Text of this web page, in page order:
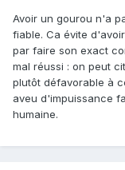
Avoir un gourou n'a
fiable. Ca évite
par faire son exact
mal réussi : on peut
plutôt défavorable à
aveu d'impuissance
humaine.